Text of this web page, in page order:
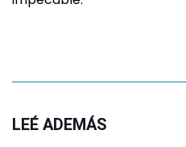
LEÉ ADEMÁS